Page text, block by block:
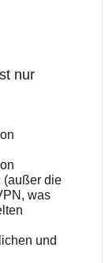
nur
(außer die
was
und